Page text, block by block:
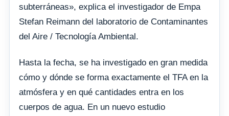
subterráneas», explica el investigador de Empa
Stefan Reimann del laboratorio de Contaminantes
del Aire / Tecnología Ambiental.
Hasta la fecha, se ha investigado en gran medida
cómo y dónde se forma exactamente el TFA en la
atmósfera y en qué cantidades entra en los
cuerpos de agua. En un nuevo estudio